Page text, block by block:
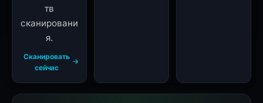
тв
сканировани
я.
Сканировать
сейчас